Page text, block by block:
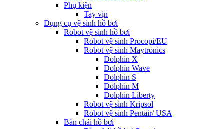
Phụ kiện
Tay vịn
Dụng cụ vệ sinh hồ bơi
Robot vệ sinh hồ bơi
Robot vệ sinh Procopi/EU
Robot vệ sinh Maytronics
Dolphin X
Dolphin Wave
Dolphin S
Dolphin M
Dolphin Liberty
Robot vệ sinh Kripsol
Robot vệ sinh Pentair/ USA
Bàn chải hồ bơi